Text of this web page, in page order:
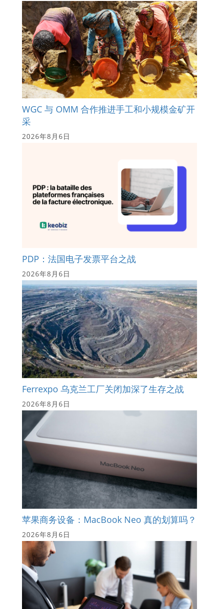
WGC 与 OMM 合作推进手工和小规模金矿开
采
2026年8月6日
PDP：法国电子发票平台之战
2026年8月6日
Ferrexpo 乌克兰工厂关闭加深了生存之战
2026年8月6日
苹果商务设备：MacBook Neo 真的划算吗？
2026年8月6日